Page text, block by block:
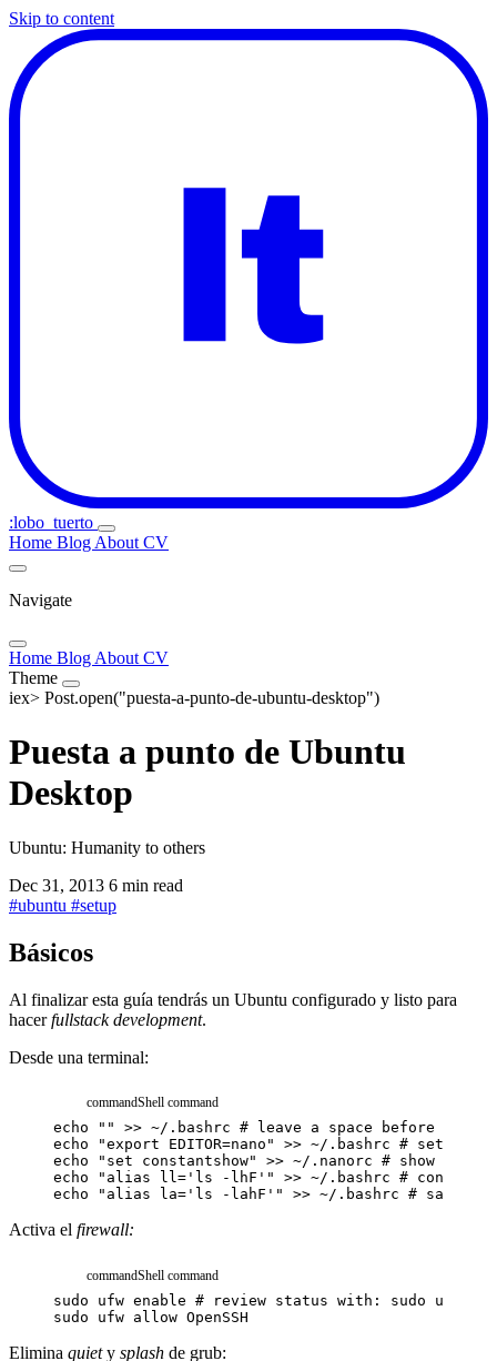
Skip to content
:lobo_tuerto
Home Blog About CV
Navigate
Home Blog About CV
Theme
iex> Post.open("puesta-a-punto-de-ubuntu-desktop")
Puesta a punto de Ubuntu
Desktop
Ubuntu: Humanity to others
Dec 31, 2013 6 min read
#ubuntu #setup
Básicos
Al finalizar esta guía tendrás un Ubuntu configurado y listo para
hacerfullstack development.
Desde una terminal:
commandShell command
echo "" >> ~/.bashrc # leave a space before
echo
"export EDITOR=nano" >> ~/.bashrc # set
echo
"set constantshow" >> ~/.nanorc # show line
echo
"alias ll='ls -lhF'" >> ~/.bashrc #
echo
"alias la='ls -lahF'" >> ~/.bashrc # same
Activa el firewall:
commandShell command
sudo ufw enable # review status with: sudo ufw
sudo
ufw allow OpenSSH
Elimina quiety splash de grub: